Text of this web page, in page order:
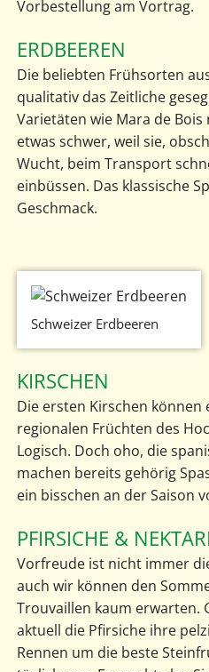
Vorbestellung am Vortrag.
ERDBEEREN
Die beliebten Frühsorten
qualitativ das Zeitliche
Varietäten wie Mara de Bois
etwas schwer, weil sie,
Wucht, beim Transport
einbüssen. Das klassische
Geschmack.
Schweizer Erdbeeren
KIRSCHEN
Die ersten Kirschen
regionalen Früchten des
Logisch. Doch oho, die
machen bereits gehörig
ein bisschen an der Saison
PFIRSICHE &
Vorfreude ist nicht immer
auch wir können den
Trouvaillen kaum erwarten.
aktuell die Pfirsiche ihre
Rennen um die beste